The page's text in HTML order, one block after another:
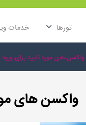
تورها خدمات
واکسن های مورد تایید برای
واکسن های